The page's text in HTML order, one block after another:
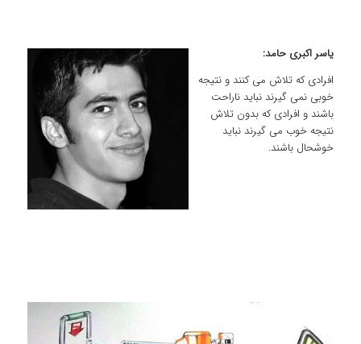
یاسر اکبری حامد:
افرادی که تلاش می کنند و نتیجه
خوبی نمی گیرند نباید ناراحت
باشند و افرادی که بدون تلاش
نتیجه خوب می گیرند نباید
خوشحال باشند.